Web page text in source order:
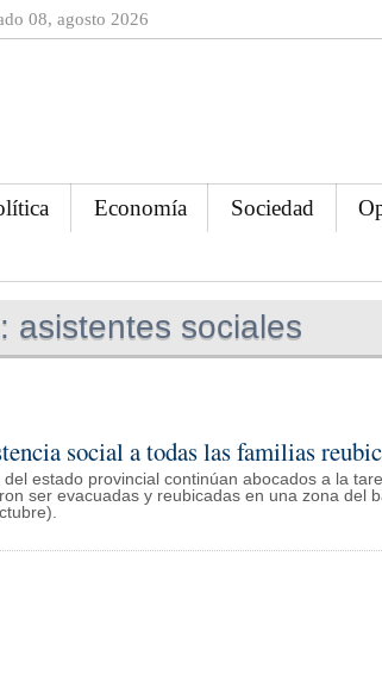
08, agosto 2026
Economía Sociedad
asistentes sociales
social a todas las familias
del estado provincial continúan abocados a la
ser evacuadas y reubicadas en una zona del